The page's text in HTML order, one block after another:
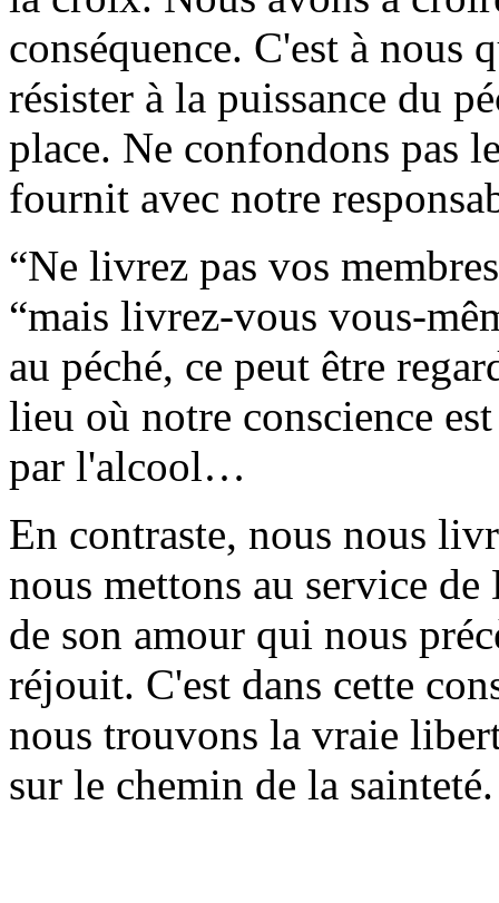
conséquence. C'est à nous
résister à la puissance du
place. Ne confondons pas
fournit avec notre
“Ne livrez pas vos
“mais livrez-vous vous-
au péché, ce peut être
lieu où notre conscience
par l'alcool…
En contraste, nous nous
nous mettons au service de
de son amour qui nous
réjouit. C'est dans cette
nous trouvons la vraie
sur le chemin de la sainteté.